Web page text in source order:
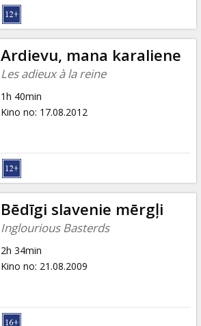
Ardievu, mana karaliene
Les adieux à la reine
1h 40min
Kino no: 17.08.2012
Bēdīgi slavenie mērgļi
Inglourious Basterds
2h 34min
Kino no: 21.08.2009